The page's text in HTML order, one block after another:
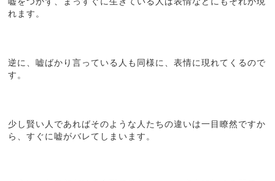
れます。
逆に、嘘ばかり言っている人も同様に、表情に現れてくるので
す。
少し賢い人であればそのような人たちの違いは一目瞭然ですか
ら、すぐに嘘がバレてしまいます。